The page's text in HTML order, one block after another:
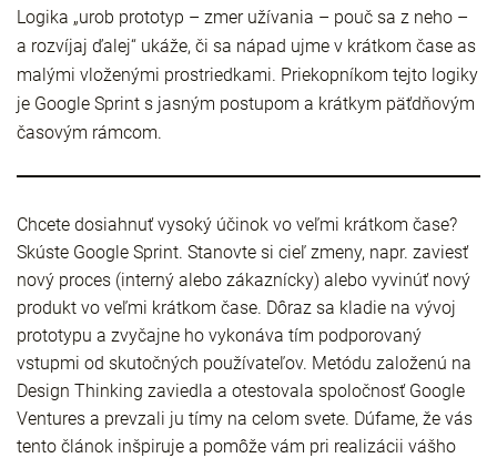
Logika „urob prototyp – zmer užívania – pouč sa z neho –
a rozvíjaj ďalej“ ukáže, či sa nápad ujme v krátkom čase as
malými vloženými prostriedkami. Priekopníkom tejto logiky
je Google Sprint s jasným postupom a krátkym päťdňovým
časovým rámcom.
Chcete dosiahnuť vysoký účinok vo veľmi krátkom čase?
Skúste Google Sprint. Stanovte si cieľ zmeny, napr. zaviesť
nový proces (interný alebo zákaznícky) alebo vyvinúť nový
produkt vo veľmi krátkom čase. Dôraz sa kladie na vývoj
prototypu a zvyčajne ho vykonáva tím podporovaný
vstupmi od skutočných používateľov. Metódu založenú na
Design Thinking zaviedla a otestovala spoločnosť Google
Ventures a prevzali ju tímy na celom svete. Dúfame, že vás
tento článok inšpiruje a pomôže vám pri realizácii vášho